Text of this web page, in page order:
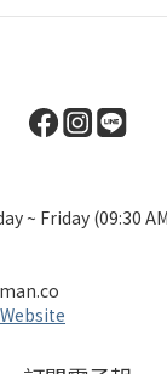
~ Friday (09:30